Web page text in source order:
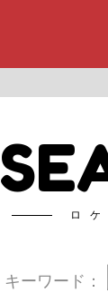
ロ
キーワード：